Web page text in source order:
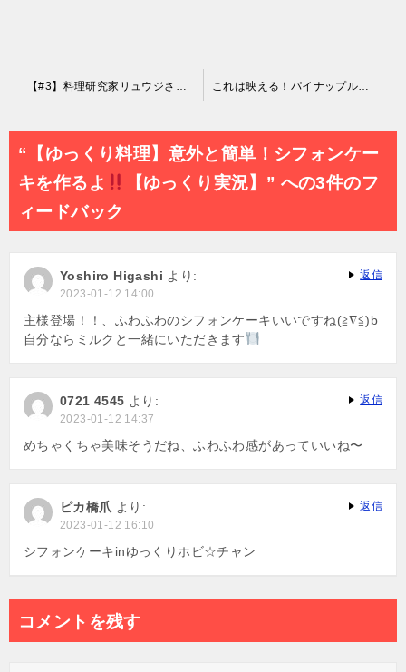
ー
ョ
ン
【#3】料理研究家リュウジさんのレシピで作ってたけどミスりました これは映える！パイナップルカット_ショートVer.【時短和食】
“【ゆっくり料理】意外と簡単！シフォンケー
キを作るよ
【ゆっくり実況】” への3件のフ
ィードバック
Yoshiro Higashi より:
2023-01-12 14:00
主様登場！！、ふわふわのシフォンケーキいいですね(≧∇≦)b
自分ならミルクと一緒にいただきます
返信
0721 4545 より:
2023-01-12 14:37
めちゃくちゃ美味そうだね、ふわふわ感があっていいね〜
返信
ピカ橋爪 より:
2023-01-12 16:10
シフォンケーキinゆっくりホビ☆チャン
返信
コメントを残す